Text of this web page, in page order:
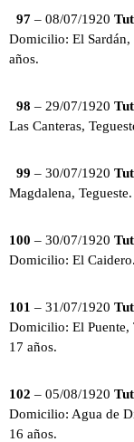
97 – 08/07/1920
Domicilio: El Sardán,
años.
98 – 29/07/1920
Las Canteras,
99 – 30/07/1920
Magdalena, Tegueste.
100 – 30/07/1920
Domicilio: El Caidero.
101 – 31/07/1920
Domicilio: El Puente,
17 años.
102 – 05/08/1920
Domicilio: Agua de
16 años.